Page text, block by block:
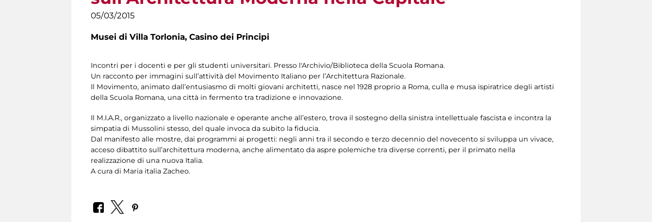
05/03/2015
Musei di Villa Torlonia, Casino dei Principi
Incontri per i docenti e per gli studenti universitari. Presso l'Archivio/Biblioteca della Scuola Romana.
Un racconto per immagini sull’attività del Movimento Italiano per l’Architettura Razionale.
Il Movimento, animato dall’entusiasmo di molti giovani architetti, nasce nel 1928 proprio a Roma, culla e musa ispiratrice degli artisti
della Scuola Romana, una città in fermento tra tradizione e innovazione.
Il M.I.A.R., organizzato a livello nazionale e operante anche all’estero, trova il sostegno della sinistra intellettuale fascista e incontra la
simpatia di Mussolini stesso, del quale invoca da subito la fiducia.
Dal manifesto alle mostre, dai programmi ai progetti: negli anni tra il secondo e terzo decennio del novecento si sviluppa un vivace,
acceso dibattito sull’architettura moderna, anche alimentato da aspre polemiche tra diverse correnti, per il primato nella
realizzazione di una nuova Italia.
A cura di Maria italia Zacheo.